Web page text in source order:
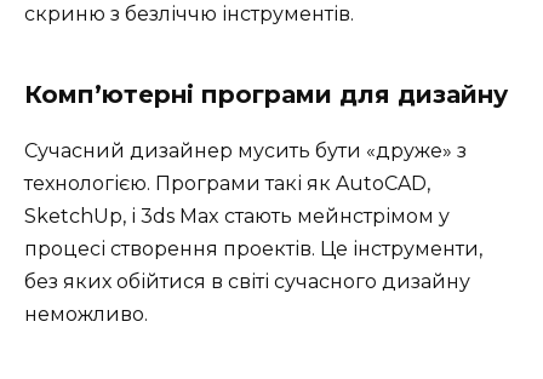
скриню з безліччю інструментів.
Комп’ютерні програми для дизайну
Сучасний дизайнер мусить бути «друже» з
технологією. Програми такі як AutoCAD,
SketchUp, і 3ds Max стають мейнстрімом у
процесі створення проектів. Це інструменти,
без яких обійтися в світі сучасного дизайну
неможливо.